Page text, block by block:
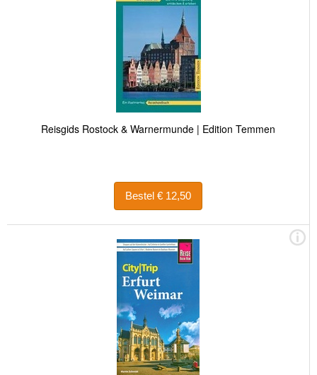
Reisgids Rostock & Warnermunde | Edition Temmen
Bestel € 12,50